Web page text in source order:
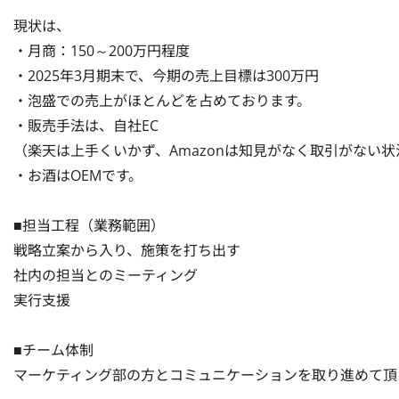
現状は、
・月商：150～200万円程度
・2025年3月期末で、今期の売上目標は300万円
・泡盛での売上がほとんどを占めております。
・販売手法は、自社EC
（楽天は上手くいかず、Amazonは知見がなく取引がない状
・お酒はOEMです。
■担当工程（業務範囲）
戦略立案から入り、施策を打ち出す
社内の担当とのミーティング
実行支援
■チーム体制
マーケティング部の方とコミュニケーションを取り進めて頂